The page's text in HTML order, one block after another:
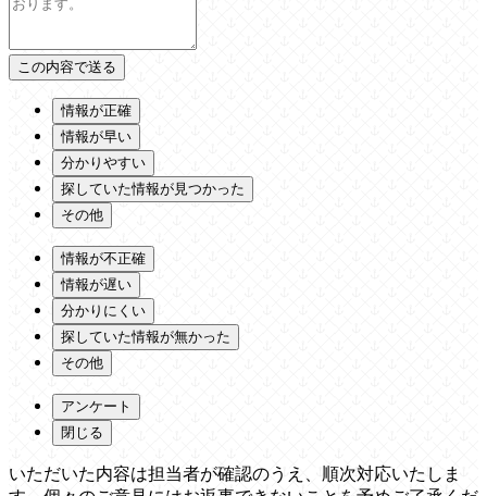
情報が正確
情報が早い
分かりやすい
探していた情報が見つかった
その他
情報が不正確
情報が遅い
分かりにくい
探していた情報が無かった
その他
アンケート
閉じる
いただいた内容は担当者が確認のうえ、順次対応いたしま